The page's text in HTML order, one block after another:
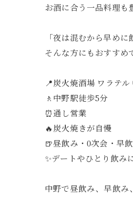
お酒に合う一品料理も
「夜は混むから早めに
そんな方にもおすすめ
📍炭火焼酒場 ワラテル
🚶中野駅徒歩5分
⏰通し営業
🔥炭火焼きが自慢
🍺昼飲み・0次会・早
✨デートやひとり飲み
中野で昼飲み、早飲み